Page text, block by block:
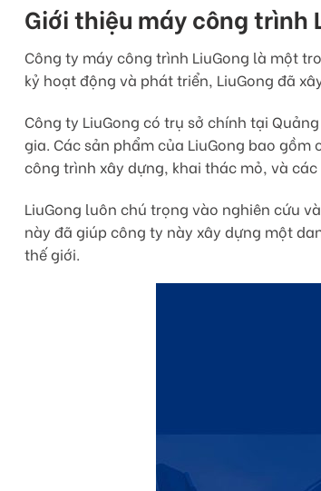
Giới thiệu máy công trình
Công ty máy công trình LiuGong là một
kỷ hoạt động và phát triển, LiuGong đã
Công ty LiuGong có trụ sở chính tại
gia. Các sản phẩm của LiuGong bao
công trình xây dựng, khai thác mỏ, và
LiuGong luôn chú trọng vào nghiên cứu
này đã giúp công ty này xây dựng một
thế giới.